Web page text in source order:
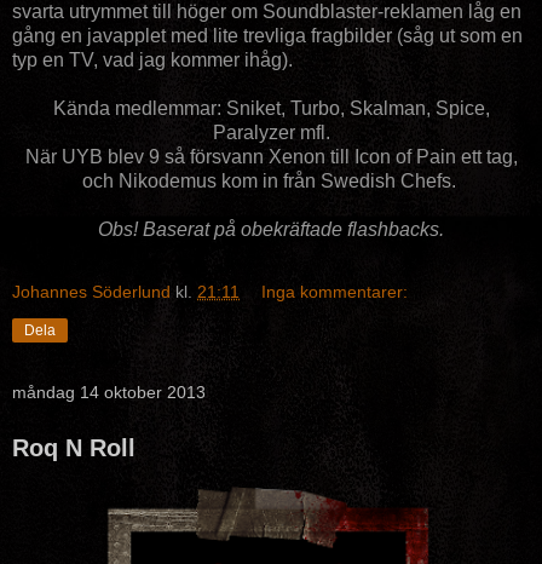
svarta utrymmet till höger om Soundblaster-reklamen låg en
gång en javapplet med lite trevliga fragbilder (såg ut som en
typ en TV, vad jag kommer ihåg).
Kända medlemmar: Sniket, Turbo, Skalman, Spice,
Paralyzer mfl.
När UYB blev 9 så försvann Xenon till Icon of Pain ett tag,
och Nikodemus kom in från Swedish Chefs.
Obs! Baserat på obekräftade flashbacks.
Johannes Söderlund kl. 21:11 Inga kommentarer:
Dela
måndag 14 oktober 2013
Roq N Roll